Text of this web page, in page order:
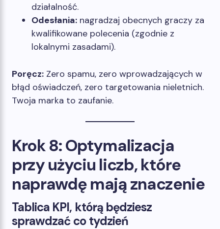
działalność.
Odesłania: nagradzaj obecnych graczy za
kwalifikowane polecenia (zgodnie z
lokalnymi zasadami).
Poręcz: Zero spamu, zero wprowadzających w
błąd oświadczeń, zero targetowania nieletnich.
Twoja marka to zaufanie.
Krok 8: Optymalizacja
przy użyciu liczb, które
naprawdę mają znaczenie
Tablica KPI, którą będziesz
sprawdzać co tydzień